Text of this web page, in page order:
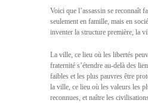
Voici que l’assassin se reconnaît
seulement en famille, mais en
inventer la structure première, la
La ville, ce lieu où les libertés
fraternité s’étendre au-delà des
faibles et les plus pauvres être
la ville, ce lieu où les valeurs les
reconnues, et naître les